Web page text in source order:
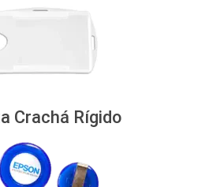
Crachá Rígido